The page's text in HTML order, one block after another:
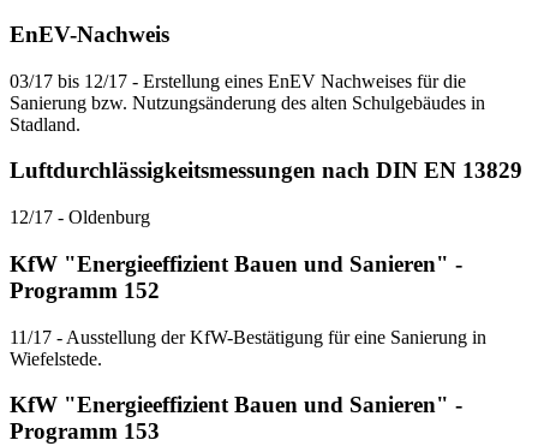
EnEV-Nachweis
03/17 bis 12/17 - Erstellung eines EnEV Nachweises für die
Sanierung bzw. Nutzungsänderung des alten Schulgebäudes in
Stadland.
Luftdurchlässigkeitsmessungen nach DIN EN 13829
12/17 - Oldenburg
KfW "Energieeffizient Bauen und Sanieren" -
Programm 152
11/17 - Ausstellung der KfW-Bestätigung für eine Sanierung in
Wiefelstede.
KfW "Energieeffizient Bauen und Sanieren" -
Programm 153